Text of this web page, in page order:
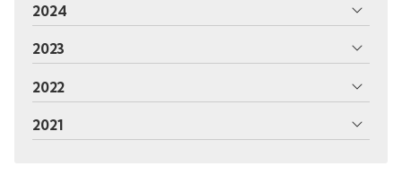
2024
2023
2022
2021